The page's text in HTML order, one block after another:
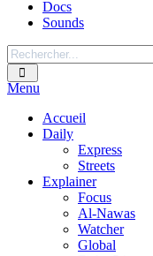
Docs
Sounds
Menu
Accueil
Daily
Express
Streets
Explainer
Focus
Al-Nawas
Watcher
Global